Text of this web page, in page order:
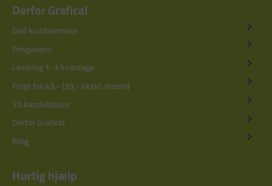
Derfor Grafical
God kundeservice
Prisgaranti
Levering 1-3 hverdage
Fragt fra 49,- (39,- ekskl. moms)
5% kundebonus
Derfor Grafical
Blog
Hurtig hjælp